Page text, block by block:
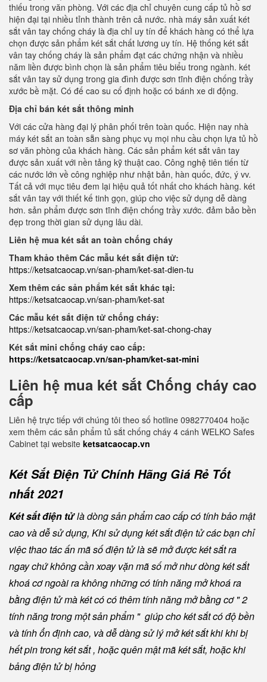
thiếu trong văn phòng. Với các địa chỉ chuyên cung cấp tủ hồ sơ
hiện đại tại nhiều tỉnh thành trên cả nước. nhà máy sản xuất két
sắt vân tay chống cháy là địa chỉ uy tín để khách hàng có thể lựa
chọn được sản phẩm két sắt chất lương uy tín. Hệ thống két sắt
vân tay chống cháy là sản phẩm đạt các chứng nhận và nhiều
năm liền được bình chọn là sản phẩm tiêu biểu trong ngành. két
sắt vân tay sử dụng trong gia đình được sơn tĩnh điện chống trầy
xước bề mặt. Có đế cao su cố định hoặc có bánh xe di động.
Địa chỉ bán két sắt thông minh
Với các cửa hàng đại lý phân phối trên toàn quốc. Hiện nay nhà
máy két sắt an toàn sẵn sàng phục vụ mọi nhu cầu chọn lựa tủ hồ
sơ văn phòng của khách hàng. Các sản phẩm két sắt vân tay
được sản xuất với nền tảng kỹ thuật cao. Công nghệ tiên tiến từ
các nước lớn về công nghiệp như nhật bản, hàn quốc, đức, ý vv.
Tất cả với mục tiêu đem lại hiệu quả tốt nhất cho khách hàng. két
sắt vân tay với thiết kế tinh gọn, giúp cho việc sử dụng dễ dàng
hơn. sản phẩm được sơn tĩnh điện chống trầy xước. đảm bảo bền
đẹp trong thời gian sử dụng lâu dài.
Liên hệ mua két sắt an toàn chống cháy
Tham khảo thêm Các mẫu két sắt điện tử:
https://ketsatcaocap.vn/san-pham/ket-sat-dien-tu
Xem thêm các sản phẩm két sắt khác tại:
https://ketsatcaocap.vn/san-pham/ket-sat
Các mẫu két sắt điện tử chống cháy:
https://ketsatcaocap.vn/san-pham/ket-sat-chong-chay
Két sắt mini chống cháy cao cấp:
https://ketsatcaocap.vn/san-pham/ket-sat-mini
Liên hệ mua két sắt Chống cháy cao
cấp
Liên hệ trực tiếp với chúng tôi theo số hotline 0982770404 hoặc
xem thêm các sản phẩm tủ sắt chống cháy 4 cánh WELKO Safes
Cabinet tại website ketsatcaocap.vn
Két Sắt Điện Tử Chính Hãng Giá Rẻ Tốt
nhất 2021
Két sắt điện tửlà dòng sản phẩm cao cấp có tính bảo mật
cao và dễ sử dụng, Khi sử dụng két sắt điện tử các bạn chỉ
việc thao tác ấn mã số điện tử là sẽ mở được két sắt ra
ngay chứ không cần xoay vặn mã số mở như dòng két sắt
khoá cơ ngoài ra không những có tính năng mở khoá ra
bằng điện tử mà két có có thêm tính năng mở bằng cơ " 2
tính năng trong một sản phẩm " giúp cho két sắt có độ bền
và tính ổn định cao, và dễ dàng sử lý mở két sắt khi khi bị
hết pin trong két sắt , hoặc quên mật mã két sắt, hoặc khi
bảng điện tử bị hỏng